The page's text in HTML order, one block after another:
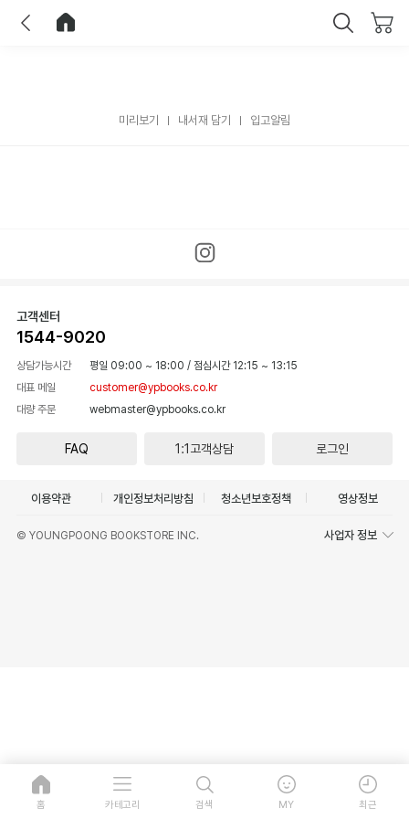
미리보기 내서재 담기 입고알림
고객센터
1544-9020
상담가능시간 평일 09:00 ~ 18:00 / 점심시간 12:15 ~ 13:15
대표 메일
customer@ypbooks.co.kr
대량 주문
webmaster@ypbooks.co.kr
FAQ 1:1고객상담 로그인
이용약관 개인정보처리방침 청소년보호정책 영상정보
© YOUNGPOONG BOOKSTORE INC. 사업자 정보
홈 카테고리 검색 MY 최근